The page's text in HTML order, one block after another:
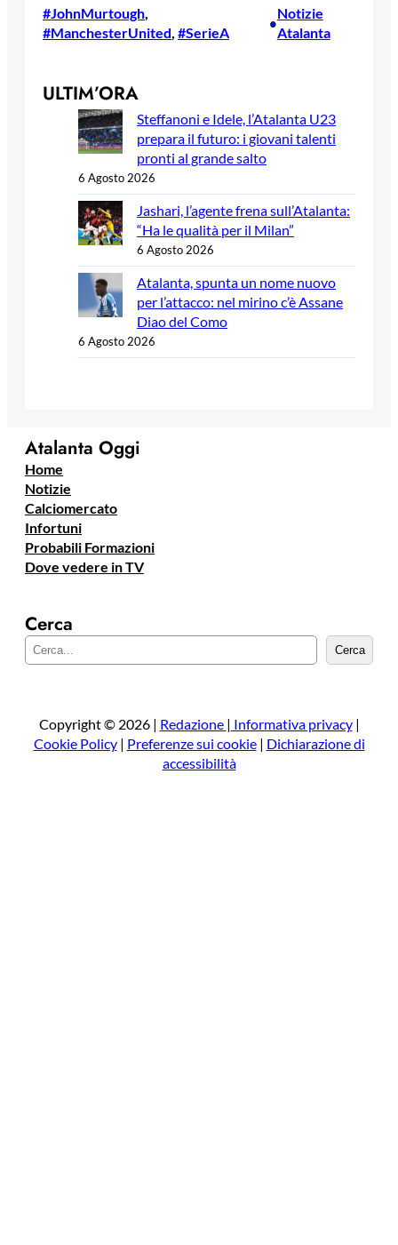
#JohnMurtough
#ManchesterUnited, #SerieA
•
Notizie
Atalanta
ULTIM’ORA
Steffanoni e Idele, l’Atalanta U23
prepara il futuro: i giovani talenti
pronti al grande salto
6 Agosto 2026
Jashari, l’agente frena sull’Atalanta:
“Ha le qualità per il Milan”
6 Agosto 2026
Atalanta, spunta un nome nuovo
per l’attacco: nel mirino c’è Assane
Diao del Como
6 Agosto 2026
Atalanta Oggi
Home
Notizie
Calciomercato
Infortuni
Probabili Formazioni
Dove vedere in TV
Cerca
e
a
Cerca
Copyright © 2026 | Redazione | Informativa privacy|
Cookie Policy| Preferenze sui cookie| Dichiarazione di
accessibilità